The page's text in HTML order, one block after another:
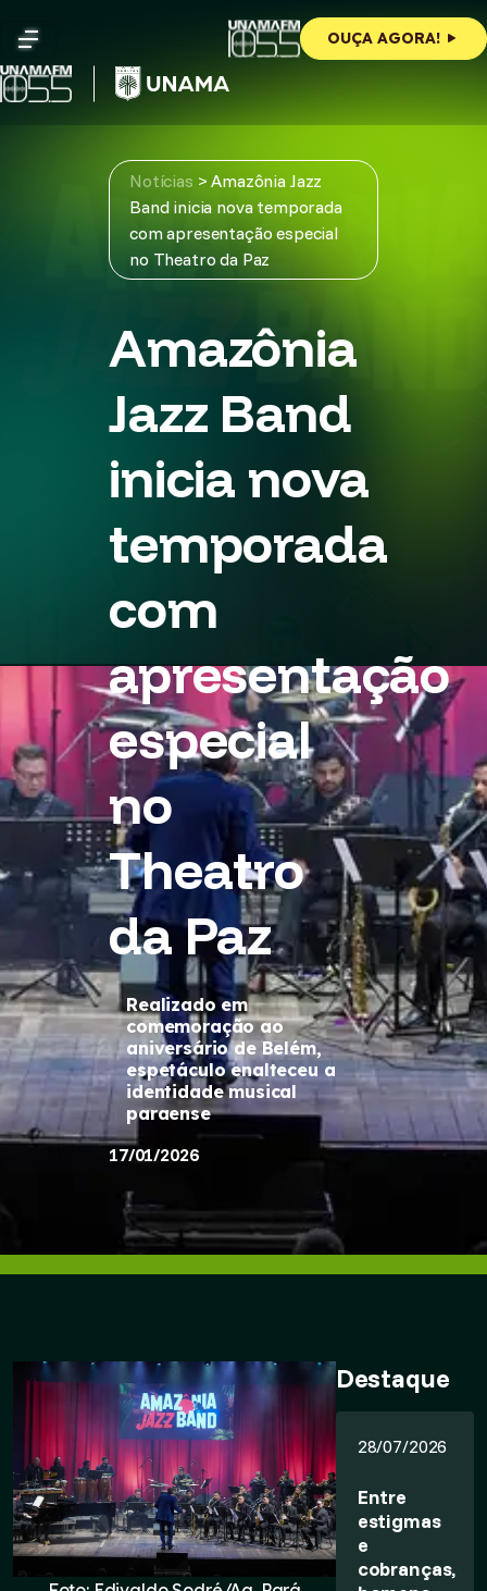
content
OUÇA AGORA!
Notícias >Amazônia Jazz
Band inicia nova temporada
com apresentação especial
no Theatro da Paz
Amazônia
Jazz Band
inicia nova
temporada
com
apresentação
especial
no
Theatro
da Paz
Realizado em
comemoração ao
aniversário de Belém,
espetáculo enalteceu a
identidade musical
paraense
17/01/2026
Destaque
28/07/2026
Entre
estigmas
e
cobranças,